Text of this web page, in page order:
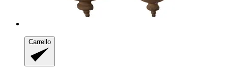
Carrello